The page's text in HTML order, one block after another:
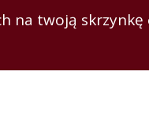
na twoją skrzynkę